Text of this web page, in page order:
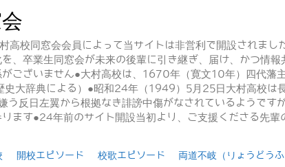
校同窓会会員によって当サイトは非営利で開設されまし
、卒業生同窓会が未来の後輩に引き継ぎ、届け、かつ情
ございません●大村高校は、1670年（寛文10年）四代藩
大辞典による）●昭和24年（1949）5月25日大村高校は
反日左翼から根拠なき誹謗中傷がなされているようです
ます●24年前のサイト開設当初より、ご支援くださる先輩
開校エピソード 校歌エピソード 両道不岐（りょうどう